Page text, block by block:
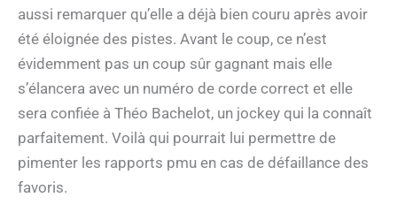
aussi remarquer qu’elle a déjà bien couru après avoir
été éloignée des pistes. Avant le coup, ce n’est
évidemment pas un coup sûr gagnant mais elle
s’élancera avec un numéro de corde correct et elle
sera confiée à Théo Bachelot, un jockey qui la connaît
parfaitement. Voilà qui pourrait lui permettre de
pimenter les rapports pmu en cas de défaillance des
favoris.